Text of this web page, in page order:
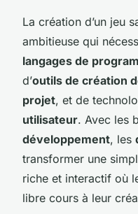
La création d’un jeu
ambitieuse qui
langages de
d’outils de création
projet, et de
utilisateur. Avec les
développement, les
transformer une
riche et interactif où
libre cours à leur